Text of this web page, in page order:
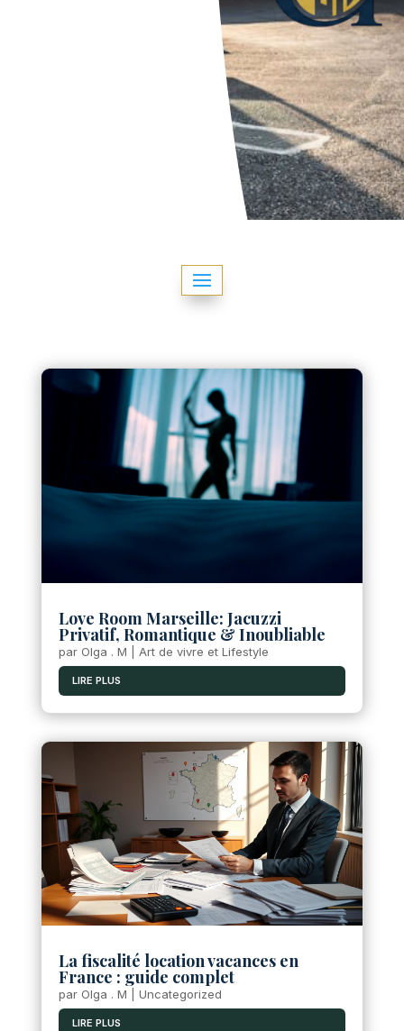
Love Room Marseille: Jacuzzi
Privatif, Romantique & Inoubliable
par Olga . M Art de vivre et Lifestyle
LIRE PLUS
La fiscalité location vacances en
France : guide complet
par Olga . M Uncategorized
LIRE PLUS